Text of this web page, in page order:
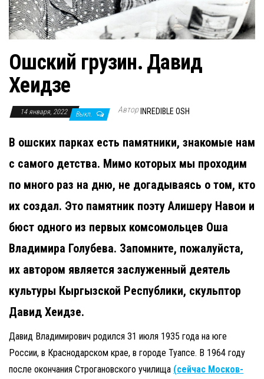
а
в
Ошский грузин. Давид
Хеидзе
14 января, 2022 Выкл. Автор INREDIBLE OSH
В ошских парках есть памятники, знакомые нам
с самого детства. Мимо которых мы проходим
по много раз на дню, не догадываясь о том, кто
их создал. Это памятник поэту Алишеру Навои и
бюст одного из первых комсомольцев Оша
Владимира Голубева. Запомните, пожалуйста,
их автором является заслуженный деятель
культуры Кыргызской Республики, скульптор
Давид Хеидзе.
Давид Владимирович родился 31 июля 1935 года на юге
России, в Краснодарском крае, в городе Туапсе. В 1964 году
после окончания Строгановского училища (сейчас Москов­